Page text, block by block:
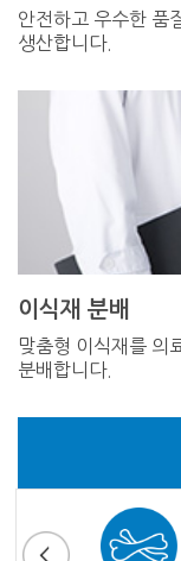
안전하고 우수한 품
생산합니다.
이식재 분배
맞춤형 이식재를 의
분배합니다.